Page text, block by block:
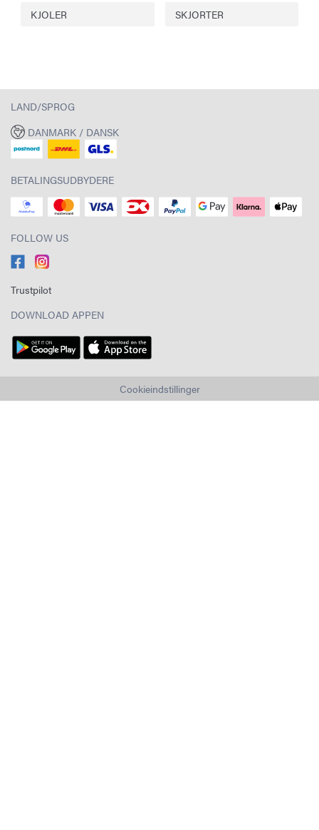
KJOLER SKJORTER
LAND/SPROG
DANMARK / DANSK
BETALINGSUDBYDERE
FOLLOW US
Trustpilot
DOWNLOAD APPEN
Cookieindstillinger